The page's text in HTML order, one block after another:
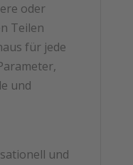
oder
Teilen
für jede
und
und